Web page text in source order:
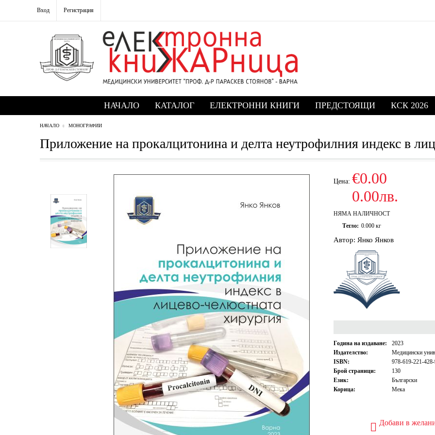
Вход Регистрация
НАЧАЛО КАТАЛОГ ЕЛЕКТРОННИ КНИГИ ПРЕДСТОЯЩИ КСК 2026
НАЧАЛО МОНОГРАФИИ
Приложение на прокалцитонина и делта неутрофилния индекс в
Цена: €0.00
0.00лв.
НЯМА НАЛИЧНОСТ
Тегло: 0.000 кг
Автор: Янко Янков
Година на издаване:
2023
Издателство:
Медицински
ISBN:
978-619-221-
Брой страници:
130
Език:
Български
Корица:
Мека
Добави в